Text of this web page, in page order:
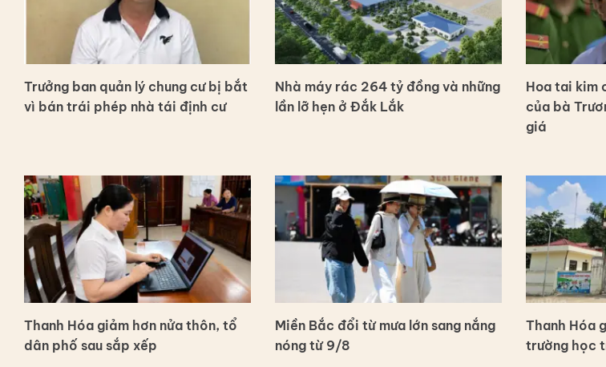
Trưởng ban quản lý chung cư bị bắt
vì bán trái phép nhà tái định cư
Nhà máy rác 264 tỷ đồng và những
lần lỡ hẹn ở Đắk Lắk
Hoa tai kim
của bà
giá
Thanh Hóa giảm hơn nửa thôn, tổ
dân phố sau sắp xếp
Miền Bắc đổi từ mưa lớn sang nắng
nóng từ 9/8
Thanh Hóa
trường học